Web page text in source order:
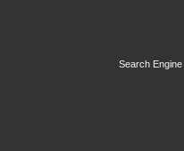
Search